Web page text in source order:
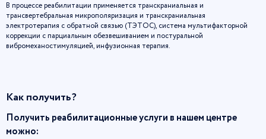
В процессе реабилитации применяется транскраниальная и
трансвертебральная микрополяризация и транскраниальная
электротерапия с обратной связью (ТЭТОС), система мультифакторной
коррекции с парциальным обезвешиванием и постуральной
вибромеханостимуляцией, инфузионная терапия.
Как получить?
Получить реабилитационные услуги в нашем центре
можно: